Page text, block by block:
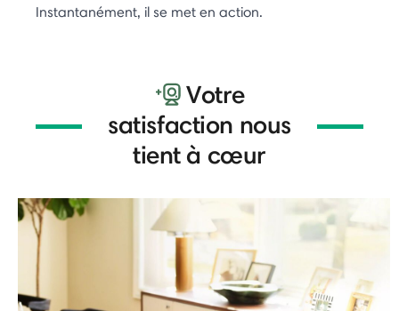
Instantanément, il se met en action.
Votre
satisfaction nous
tient à cœur